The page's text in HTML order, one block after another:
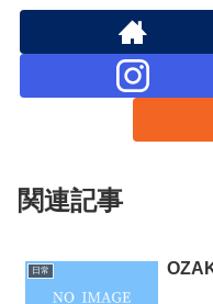
関連記事
日常